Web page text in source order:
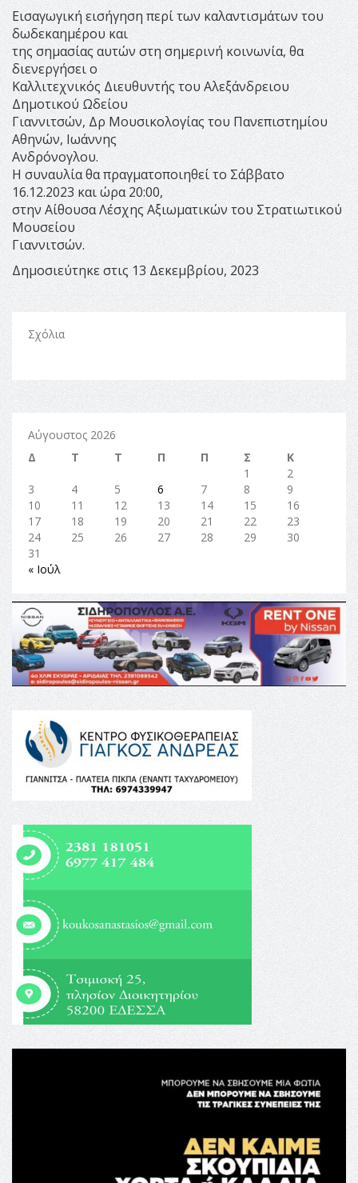
Εισαγωγική εισήγηση περί των καλαντισμάτων του
δωδεκαημέρου και
της σημασίας αυτών στη σημερινή κοινωνία, θα
διενεργήσει ο
Καλλιτεχνικός Διευθυντής του Αλεξάνδρειου
Δημοτικού Ωδείου
Γιαννιτσών, Δρ Μουσικολογίας του Πανεπιστημίου
Αθηνών, Ιωάννης
Ανδρόνογλου.
Η συναυλία θα πραγματοποιηθεί το Σάββατο
16.12.2023 και ώρα 20:00,
στην Αίθουσα Λέσχης Αξιωματικών του Στρατιωτικού
Μουσείου
Γιαννιτσών.
Δημοσιεύτηκε στις 13 Δεκεμβρίου, 2023
Σχόλια
Αύγουστος 2026
Δ
Τ Τ Π Π Σ
Κ
1
2
3
4 5 6 7 8
9
10
11 12 13 14 15
16
17
18 19 20 21 22
23
24
25 26 27 28 29
30
31
« Ιούλ